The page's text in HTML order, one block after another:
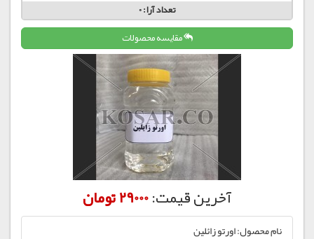
تعداد آرا:0
مقایسه محصولات
آخرین قیمت:29000 تومان
نام محصول: اورتو زائلین